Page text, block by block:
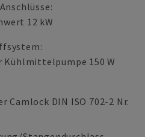
12 kW
Kühlmittelpumpe 150 W
Camlock DIN ISO 702-2 Nr.